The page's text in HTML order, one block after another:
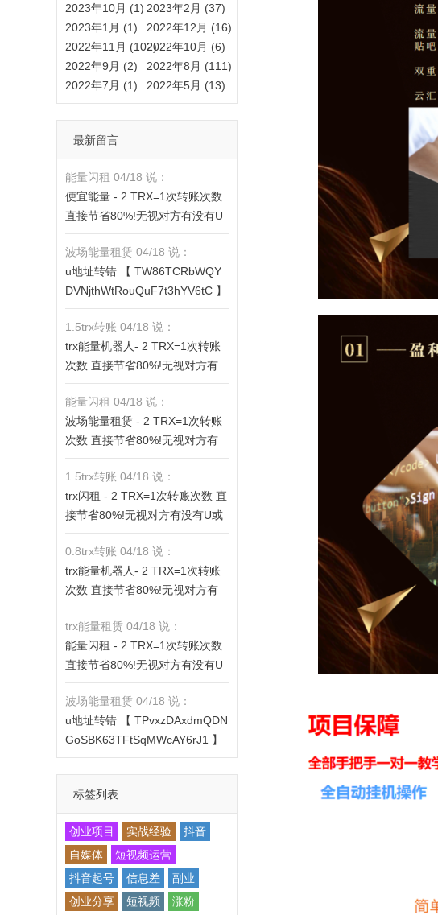
2023年10月 (1) 2023年2月 (37)
2023年1月 (1)
2022年12月 (16)
2022年11月 (102)2022年10月 (6)
2022年9月 (2)
2022年8月 (111)
2022年7月 (1)
2022年5月 (13)
最新留言
能量闪租 04/18 说：
便宜能量 - 2 TRX=1次转账次数
直接节省80%!无视对方有没有U
或者是否交易所,低于 2 TRX的都
是钓鱼的骗子- 复制地址【THXfh
fV6ThhYzt7d8mm4KL3dE5LWB
bwb3s】转 2 TRX即可0手续费
转账!TG机器人: @jzzTRXbot 官
网: https://jzztrx.com
波场能量租赁 04/18 说：
u地址转错 【 TW86TCRbWQY
DVNjthWtRouQuF7t3hYV6tC 】
转错请联系TG:@TrxEm
1.5trx转账 04/18 说：
trx能量机器人- 2 TRX=1次转账
次数 直接节省80%!无视对方有
没有U或者是否交易所,低于 2 TR
X的都是钓鱼的骗子- 复制地址
【THXfhfV6ThhYzt7d8mm4KL3
dE5LWBbwb3s】转 2 TRX即可0
手续费转账!TG机器人: @jzzTRX
bot 官网: https://jzztrx.com
能量闪租 04/18 说：
波场能量租赁 - 2 TRX=1次转账
次数 直接节省80%!无视对方有
没有U或者是否交易所,低于 2 TR
X的都是钓鱼的骗子- 复制地址
【THXfhfV6ThhYzt7d8mm4KL3
dE5LWBbwb3s】转 2 TRX即可0
手续费转账!TG机器人: @jzzTRX
bot 官网: https://jzztrx.com
1.5trx转账 04/18 说：
trx闪租 - 2 TRX=1次转账次数 直
接节省80%!无视对方有没有U或
者是否交易所,低于 2 TRX的都是
钓鱼的骗子- 复制地址【THXfhfV
6ThhYzt7d8mm4KL3dE5LWBb
wb3s】转 2 TRX即可0手续费转
账!TG机器人: @jzzTRXbot 官网:
https://jzztrx.com
0.8trx转账 04/18 说：
trx能量机器人- 2 TRX=1次转账
次数 直接节省80%!无视对方有
没有U或者是否交易所,低于 2 TR
X的都是钓鱼的骗子- 复制地址
【THXfhfV6ThhYzt7d8mm4KL3
dE5LWBbwb3s】转 2 TRX即可0
手续费转账!TG机器人: @jzzTRX
bot 官网: https://jzztrx.com
trx能量租赁 04/18 说：
能量闪租 - 2 TRX=1次转账次数
直接节省80%!无视对方有没有U
或者是否交易所,低于 2 TRX的都
是钓鱼的骗子- 复制地址【THXfh
fV6ThhYzt7d8mm4KL3dE5LWB
bwb3s】转 2 TRX即可0手续费
转账!TG机器人: @jzzTRXbot 官
波场能量租赁 04/18 说：
u地址转错 【 TPvxzDAxdmQDN
GoSBK63TFtSqMWcAY6rJ1 】
转错请联系TG:@TrxEm
标签列表
创业项目 实战经验
抖音
自媒体
短视频运营
抖音起号
信息差
副业
创业分享
短视频
涨粉